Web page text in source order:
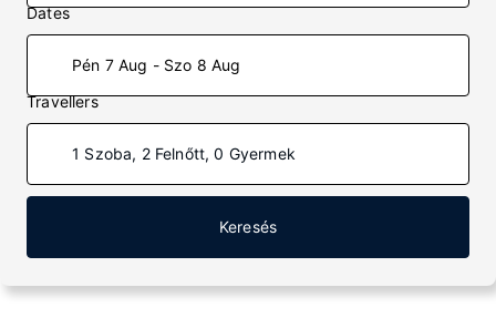
Dates
Pén 7 Aug - Szo 8 Aug
Travellers
1 Szoba, 2 Felnőtt, 0 Gyermek
Keresés